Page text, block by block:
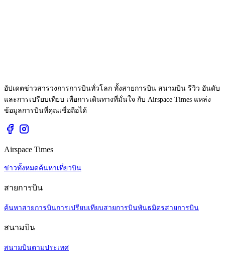
อัปเดตข่าวสารวงการการบินทั่วโลก ทั้งสายการบิน สนามบิน รีวิว อันดับ
และการเปรียบเทียบ เพื่อการเดินทางที่มั่นใจ กับ Airspace Times แหล่ง
ข้อมูลการบินที่คุณเชื่อถือได้
Airspace Times
ข่าวทั้งหมดค้นหาเที่ยวบิน
สายการบิน
ค้นหาสายการบินการเปรียบเทียบสายการบินพันธมิตรสายการบิน
สนามบิน
สนามบินตามประเทศ